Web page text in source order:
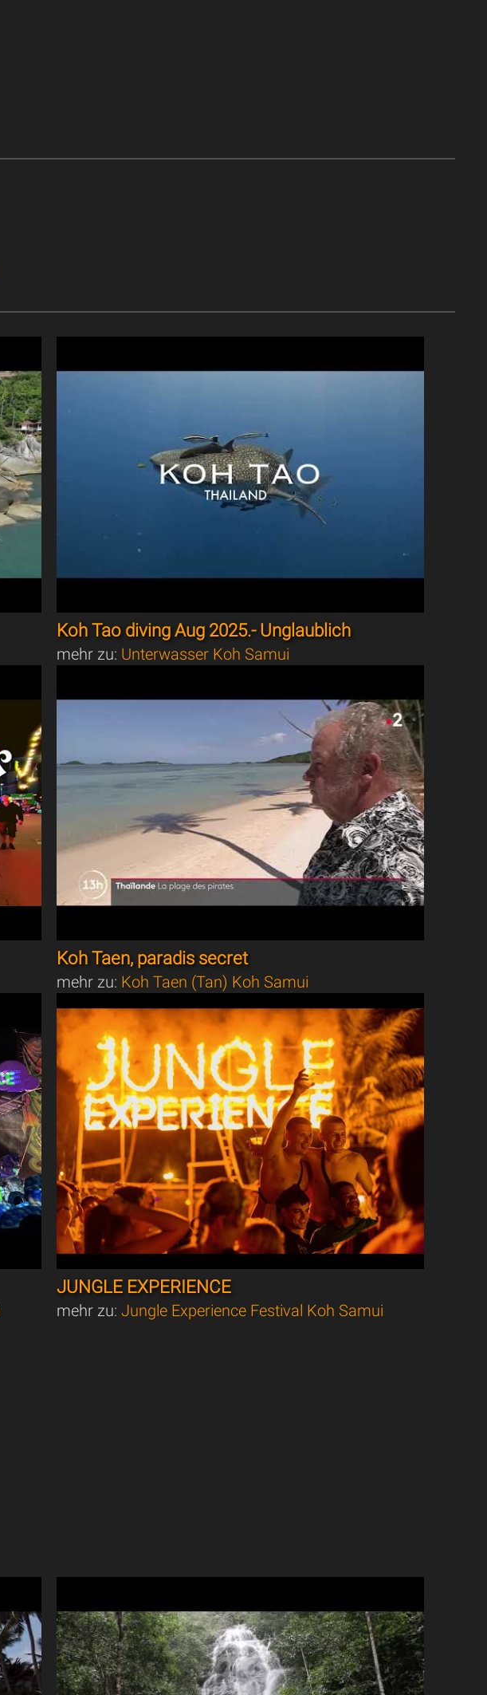
Koh Tao diving Aug 2025.- Unglaublich
mehr zu: Unterwasser Koh Samui
Koh Taen, paradis secret
mehr zu: Koh Taen (Tan) Koh Samui
JUNGLE EXPERIENCE
mehr zu:Jungle Experience Festival Koh Samui